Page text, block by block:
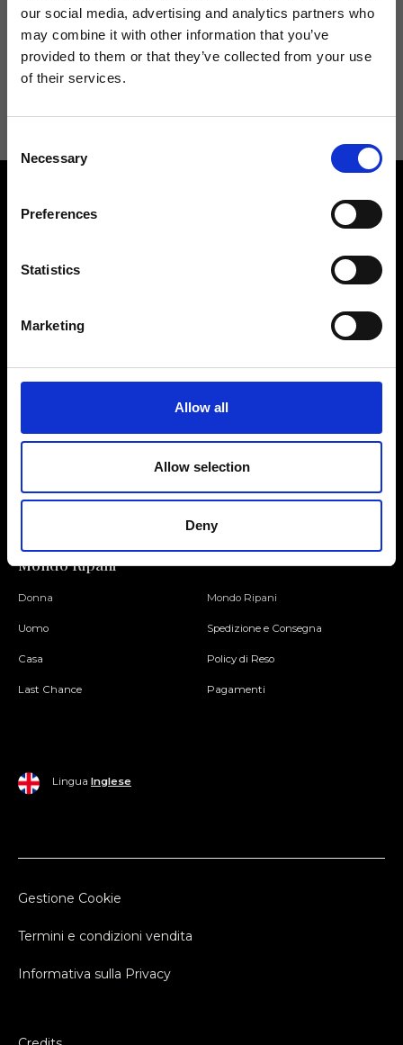
our social media, advertising and analytics partners who
may combine it with other information that you’ve
provided to them or that they’ve collected from your use
of their services.
Selection
Necessary
Preferences
Statistics
Marketing
Allow all
Allow selection
Deny
Acconsento a ricevere novità e promo da Ripani. Per maggiori
Trova il tuo negozio Ripani
Entra nella Community
Rispondiamo a tutte le tue
Mondo Ripani
Donna
Uomo
Casa
Last Chance
Mondo Ripani
Spedizione e Consegna
Policy di Reso
Pagamenti
Lingua Inglese
Gestione Cookie
Termini e condizioni vendita
Informativa sulla Privacy